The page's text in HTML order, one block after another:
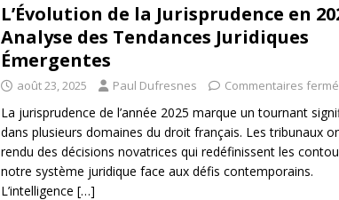
L’Évolution de la Jurisprudence en
Analyse des Tendances Juridiques
Émergentes
août 23, 2025 Paul Dufresnes Commentaires
La jurisprudence de l’année 2025 marque un tournant
dans plusieurs domaines du droit français. Les tribunaux
rendu des décisions novatrices qui redéfinissent les
notre système juridique face aux défis contemporains.
L’intelligence […]